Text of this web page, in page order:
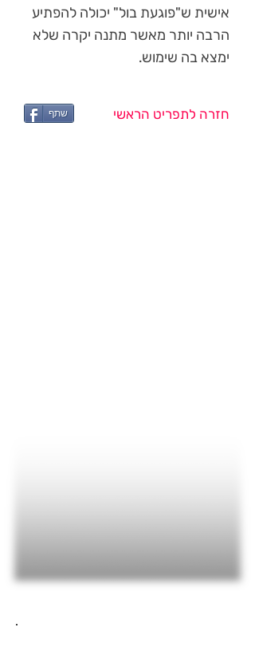
שתף חזרה לתפריט הראשי
אישית ש"פוגעת בול" יכולה להפתיע
הרבה יותר מאשר מתנה יקרה שלא
ימצא בה שימוש.